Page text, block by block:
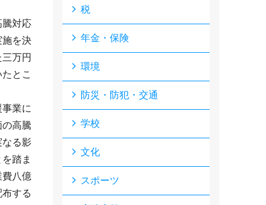
対応
施を決
万円
とこ
業に
高騰
なる影
踏ま
費八億
する
税
年金・保険
環境
防災・防犯・交通
学校
文化
スポーツ